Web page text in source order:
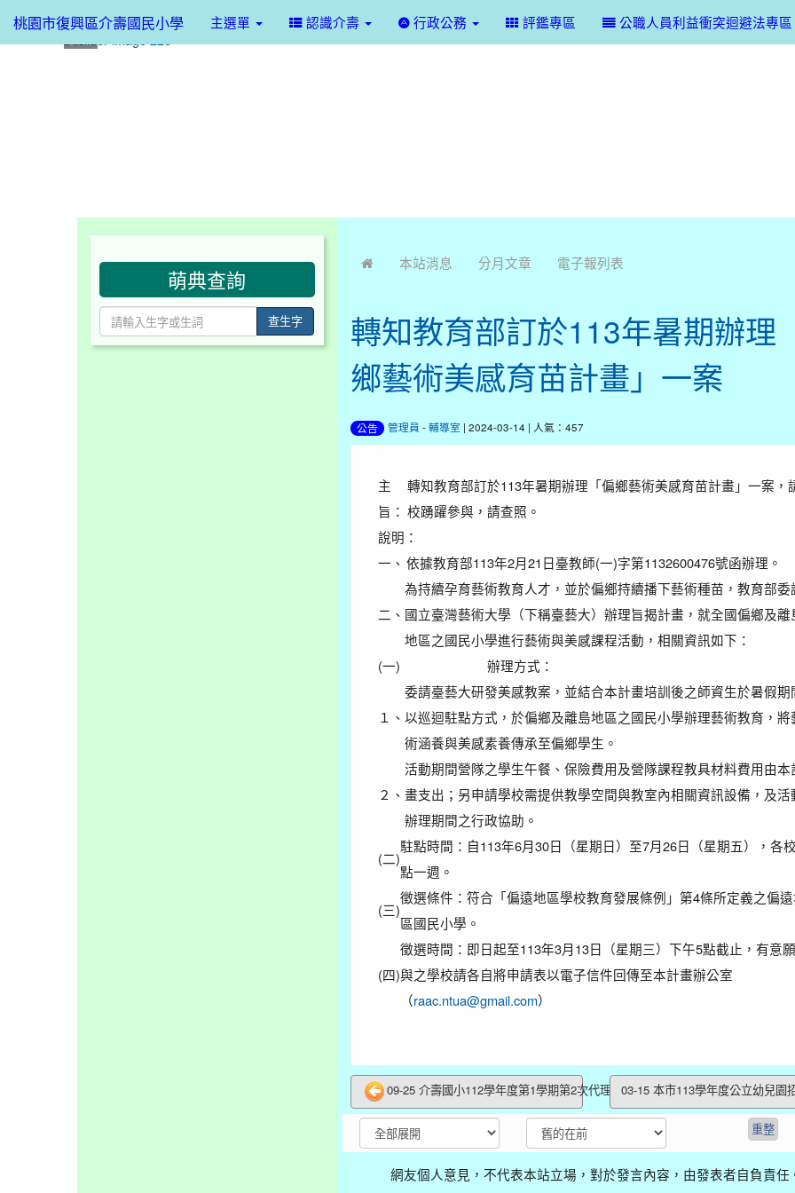
桃園市復興區介壽國民小學 主選單 認識介壽 行政公務 評鑑專區 公職人員利益衝突迴避法專區
本站消息 分月文章 電子報列表
轉知教育部訂於113年暑期辦理
鄉藝術美感育苗計畫」一案
公告 管理員 -輔導室 | 2024-03-14 | 人氣：457
主
旨：
轉知教育部訂於113年暑期辦理「偏鄉藝術美感育苗計畫」一案，
校踴躍參與，請查照。
說明：
一、 依據教育部113年2月21日臺教師(一)字第1132600476號函辦理。
二、
為持續孕育藝術教育人才，並於偏鄉持續播下藝術種苗，教育部委
國立臺灣藝術大學（下稱臺藝大）辦理旨揭計畫，就全國偏鄉及離
地區之國民小學進行藝術與美感課程活動，相關資訊如下：
(一)
辦理方式：
１、
委請臺藝大研發美感教案，並結合本計畫培訓後之師資生於暑假期
以巡迴駐點方式，於偏鄉及離島地區之國民小學辦理藝術教育，將
術涵養與美感素養傳承至偏鄉學生。
２、
活動期間營隊之學生午餐、保險費用及營隊課程教具材料費用由本
畫支出；另申請學校需提供教學空間與教室內相關資訊設備，及活
辦理期間之行政協助。
(二)
駐點時間：自113年6月30日（星期日）至7月26日（星期五），各
點一週。
(三)
徵選條件：符合「偏遠地區學校教育發展條例」第4條所定義之偏
區國民小學。
(四)
徵選時間：即日起至113年3月13日（星期三）下午5點截止，有意
與之學校請各自將申請表以電子信件回傳至本計畫辦公室
（raac.ntua@gmail.com）
09-25 介壽國小112學年度第1學期第2次代理(...03-15 本市113學年度公立幼兒園
網友個人意見，不代表本站立場，對於發言內容，由發表者自負責任
萌典查詢
查生字